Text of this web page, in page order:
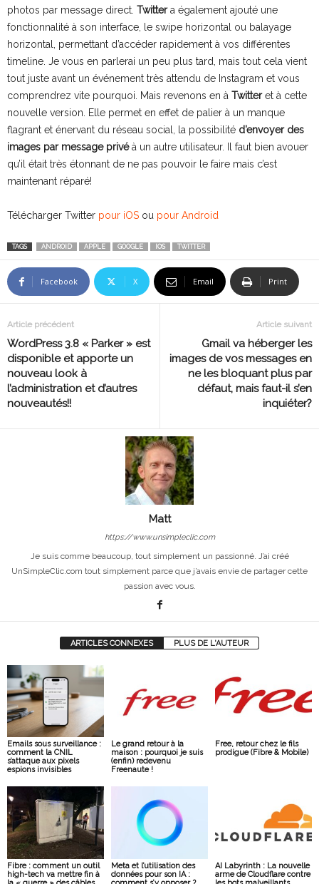
photos par message direct. Twittera également ajouté une
fonctionnalité à son interface, le swipe horizontal ou balayage
horizontal, permettant d’accéder rapidement à vos différentes
timeline. Je vous en parlerai un peu plus tard, mais tout cela vient
tout juste avant un événement très attendu de Instagram et vous
comprendrez vite pourquoi. Mais revenons en à Twitteret à cette
nouvelle version. Elle permet en effet de palier à un manque
flagrant et énervant du réseau social, la possibilité d’envoyer des
images par message privéà un autre utilisateur. Il faut bien avouer
qu’il était très étonnant de ne pas pouvoir le faire mais c’est
maintenant réparé!
Télécharger Twitter pour iOS ou pour Android
TAGS ANDROID APPLE GOOGLE IOS TWITTER
Facebook X Email Print
Article précédent
WordPress 3.8 « Parker » est
disponible et apporte un
nouveau look à
l’administration et d’autres
nouveautés!!
Article suivant
Gmail va héberger les
images de vos messages en
ne les bloquant plus par
défaut, mais faut-il s’en
inquiéter?
Matt
https://www.unsimpleclic.com
Je suis comme beaucoup, tout simplement un passionné. J’ai créé
UnSimpleClic.com tout simplement parce que j’avais envie de partager cette
passion avec vous.
ARTICLES CONNEXES PLUS DE L'AUTEUR
Emails sous surveillance :
comment la CNIL
s’attaque aux pixels
espions invisibles
Le grand retour à la
maison : pourquoi je suis
(enfin) redevenu
Freenaute !
Free, retour chez le fils
prodigue (Fibre & Mobile)
Fibre : comment un outil
high-tech va mettre fin à
Meta et l’utilisation des
données pour son IA :
AI Labyrinth : La nouvelle
arme de Cloudflare contre